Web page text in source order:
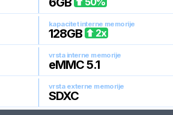
kapacitet interne memorije
128GB 2x
vrsta interne memorije
eMMC 5.1
vrsta externe memorije
SDXC